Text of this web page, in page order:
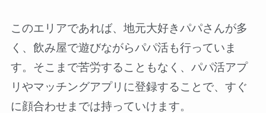
このエリアであれば、地元大好きパパさんが多
く、飲み屋で遊びながらパパ活も行っていま
す。そこまで苦労することもなく、パパ活アプ
リやマッチングアプリに登録することで、すぐ
に顔合わせまでは持っていけます。